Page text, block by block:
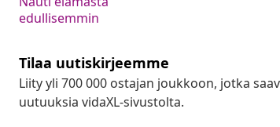
edullisemmin
Tilaa uutiskirjeemme
Liity yli 700 000 ostajan joukkoon, jotka
uutuuksia vidaXL-sivustolta.